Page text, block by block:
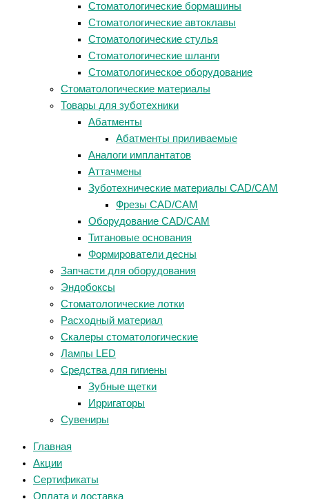
Стоматологические бормашины
Стоматологические автоклавы
Стоматологические стулья
Стоматологические шланги
Стоматологическое оборудование
Стоматологические материалы
Товары для зуботехники
Абатменты
Абатменты приливаемые
Аналоги имплантатов
Аттачмены
Зуботехнические материалы CAD/CAM
Фрезы CAD/CAM
Оборудование CAD/CAM
Титановые основания
Формирователи десны
Запчасти для оборудования
Эндобоксы
Стоматологические лотки
Расходный материал
Скалеры стоматологические
Лампы LED
Средства для гигиены
Зубные щетки
Ирригаторы
Сувениры
Главная
Акции
Сертификаты
Оплата и доставка